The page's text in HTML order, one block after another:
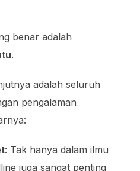
benar adalah
.
adalah seluruh
pengalaman
: Tak hanya dalam ilmu
juga sangat penting